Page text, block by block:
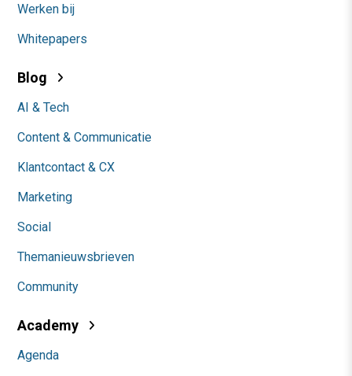
Werken bij
Whitepapers
Blog
AI & Tech
Content & Communicatie
Klantcontact & CX
Marketing
Social
Themanieuwsbrieven
Community
Academy
Agenda